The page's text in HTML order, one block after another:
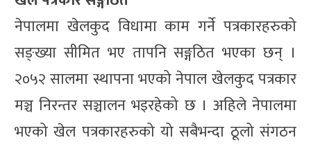
नेपालमा खेलकुद विधामा काम गर्ने पत्रकारहरुको
सङ्ख्या सीमित भए तापनि सङ्गठित भएका छन् ।
२०५२ सालमा स्थापना भएको नेपाल खेलकुद पत्रकार
मञ्च निरन्तर सञ्चालन भइरहेको छ । अहिले नेपालमा
भएको खेल पत्रकारहरुको यो सबैभन्दा ठूलो संगठन